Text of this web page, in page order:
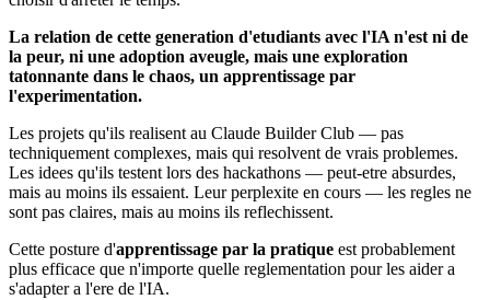
La relation de cette generation d'etudiants avec l'IA n'est ni de
la peur, ni une adoption aveugle, mais une exploration
tatonnante dans le chaos, un apprentissage par
l'experimentation.
Les projets qu'ils realisent au Claude Builder Club — pas
techniquement complexes, mais qui resolvent de vrais problemes.
Les idees qu'ils testent lors des hackathons — peut-etre absurdes,
mais au moins ils essaient. Leur perplexite en cours — les regles ne
sont pas claires, mais au moins ils reflechissent.
Cette posture d'apprentissage par la pratique est probablement
plus efficace que n'importe quelle reglementation pour les aider a
s'adapter a l'ere de l'IA.